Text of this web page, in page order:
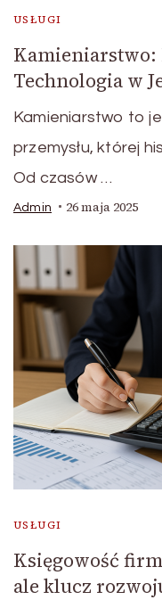
USŁUGI
Kamieniarstwo:
Technologia w
Kamieniarstwo to
przemysłu, której
Od czasów …
Admin 26 maja 2025
USŁUGI
Księgowość
ale klucz